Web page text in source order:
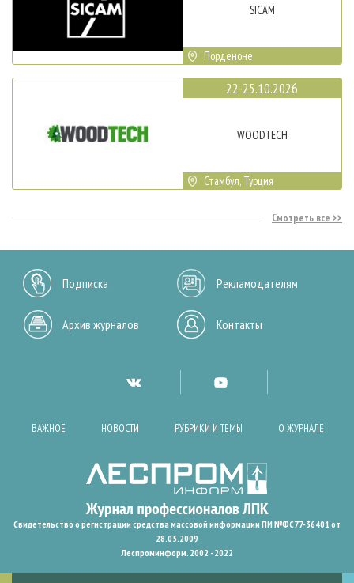
SICAM
Порденоне
22-25.10.2026
WOODTECH
Стамбул, Турция
Смотреть все
Подписка Рекламодателям
Архив журналов Контакты
ВАЖНОЕ НОВОСТИ РУБРИКИ И ТЕМЫ О ЖУРНАЛЕ
Свидетельство о регистрации средства массовой информации ПИ №ФС77-36401 от
28.05.2009
Леспроминформ. 2002 - 2022